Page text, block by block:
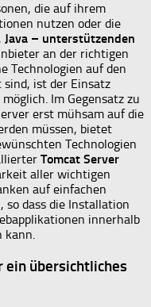
die auf ihrem
nutzen oder die
Java – unterstützenden
an der richtigen
Technologien auf den
ist der Einsatz
Im Gegensatz zu
erst mühsam auf die
müssen, bietet
Technologien
Tomcat Server
aller wichtigen
auf einfachen
so dass die Installation
innerhalb
kann.
übersichtliches